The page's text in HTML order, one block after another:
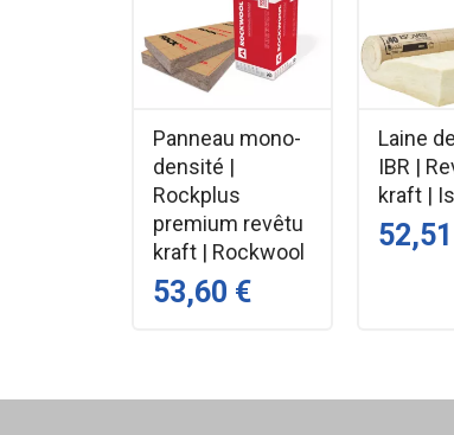
Matière : PVC souple plastifié
Adhésif : caoutchouc
Longueur : 33 m
Largeurs disponibles : 50 mm,
Marque : Barnier
Conditionnement : vendu au
Référence / EAN :
• 50 mm — réf. 0E2087 / EAN
• 75 mm — réf. 0E2088 / EAN
Panneau mono-
densité |
Rockplus
premium revêtu
kraft | Rockwool
53,60 €
Laine
IBR |
kraft |